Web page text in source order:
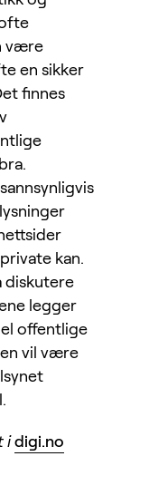
være
en sikker
finnes
kan.
diskutere
legger
offentlige
vil være
idigi.no